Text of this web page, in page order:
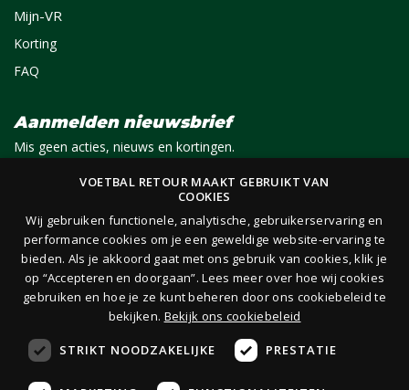
Mijn-VR
Korting
FAQ
Aanmelden nieuwsbrief
Mis geen acties, nieuws en kortingen.
Je ontvangt 1x per maand per e-mail van ons een nieuwsbrief op het door jou opgegeven
e-mailadres. Lees hier onze privacy- en cookieverklaring.
VOETBAL RETOUR MAAKT GEBRUIKT VAN
COOKIES
Wij gebruiken functionele, analytische, gebruikerservaring en
performance cookies om je een geweldige website-ervaring te
bieden. Als je akkoord gaat met ons gebruik van cookies, klik je
op “Accepteren en doorgaan”. Lees meer over hoe wij cookies
gebruiken en hoe je ze kunt beheren door ons cookiebeleid te
bekijken. Bekijk ons cookiebeleid
STRIKT NOODZAKELIJKE PRESTATIE